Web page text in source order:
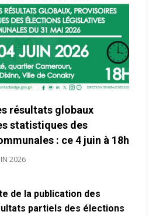
résultats globaux
statistiques des
: ce 4 juin à 18h
2026
de la publication des
partiels des élections